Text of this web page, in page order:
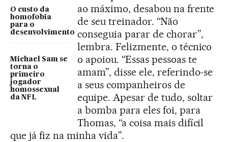
O custo da
homofobia
para o
desenvolvimento
Michael Sam se
torna o
primeiro
jogador
homossexual
da NFL
ao máximo, desabou na frente
de seu treinador. “Não
conseguia parar de chorar”,
lembra. Felizmente, o técnico
o apoiou. “Essas pessoas te
amam”, disse ele, referindo-se
a seus companheiros de
equipe. Apesar de tudo, soltar
a bomba para eles foi, para
Thomas, “a coisa mais difícil
que já fiz na minha vida”.